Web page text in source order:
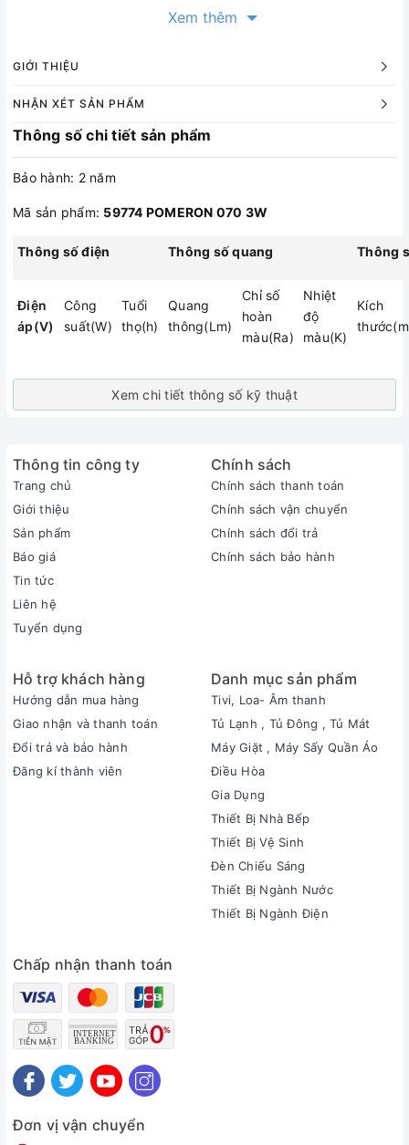
Xem thêm
GIỚI THIỆU
NHẬN XÉT SẢN PHẨM
Thông số chi tiết sản phẩm
Bảo hành: 2 năm
Mã sản phẩm: 59774 POMERON 070 3W​
Thông số điện Thông số quang Thông
Điện
áp(V)
Công
suất(W)
Tuổi
thọ(h)
Quang
thông(Lm)
Chỉ số
hoàn
màu(Ra)
Nhiệt
độ
màu(K)
Kích
Xem chi tiết thông số kỹ thuật
Thông tin công ty
Trang chủ
Giới thiệu
Sản phẩm
Báo giá
Tin tức
Liên hệ
Tuyển dụng
Chính sách
Chính sách thanh toán
Chính sách vận chuyển
Chính sách đổi trả
Chính sách bảo hành
Hỗ trợ khách hàng
Hướng dẫn mua hàng
Giao nhận và thanh toán
Đổi trả và bảo hành
Đăng kí thành viên
Danh mục sản phẩm
Tivi, Loa- Âm thanh
Tủ Lạnh , Tủ Đông , Tủ Mát
Máy Giặt , Máy Sấy Quần Áo
Điều Hòa
Gia Dụng
Thiết Bị Nhà Bếp
Thiết Bị Vệ Sinh
Đèn Chiếu Sáng
Thiết Bị Ngành Nước
Thiết Bị Ngành Điện
Chấp nhận thanh toán
Đơn vị vận chuyển